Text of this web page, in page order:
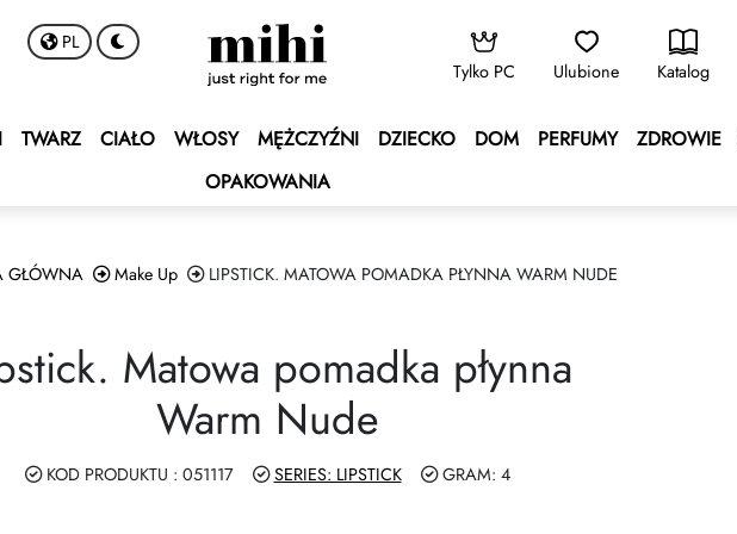
PL
Tylko PC
Ulubione Katalog
TWARZ CIAŁO WŁOSY MĘŻCZYŹNI DZIECKO DOM PERFUMY ZDROWIE
OPAKOWANIA
Statusowy
2027 💫
DOUBLE Drive 🚘
w walutach
uslug
GŁÓWNA Make Up LIPSTICK. MATOWA POMADKA PŁYNNA WARM NUDE
Matowa pomadka płynna
Warm Nude
KOD PRODUKTU : 051117 SERIES: LIPSTICK GRAM: 4